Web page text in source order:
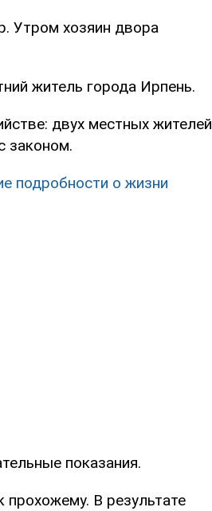
Утром хозяин двора
житель города Ирпень.
двух местных жителей
законом.
подробности о жизни
показания.
прохожему. В результате